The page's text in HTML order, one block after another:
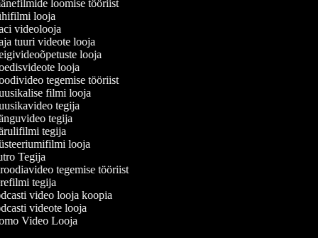
loomise tööriist
looja
videolooja
tuuri videote looja
looja
looja
tegemise tööriist
filmi looja
tegija
tegija
tegija
looja
Tegija
tegemise tööriist
tegija
video looja koopia
videote looja
Video Looja